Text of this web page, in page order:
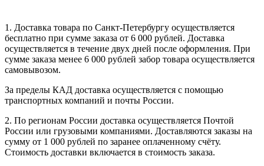
1. Доставка товара по Санкт-Петербургу осуществляется
бесплатно при сумме заказа от 6 000 рублей. Доставка
осуществляется в течение двух дней после оформления. При
сумме заказа менее 6 000 рублей забор товара осуществляется
самовывозом.
За пределы КАД доставка осуществляется с помощью
транспортных компаний и почты России.
2. По регионам России доставка осуществляется Почтой
России или грузовыми компаниями. Доставляются заказы на
сумму от 1 000 рублей по заранее оплаченному счёту.
Стоимость доставки включается в стоимость заказа.